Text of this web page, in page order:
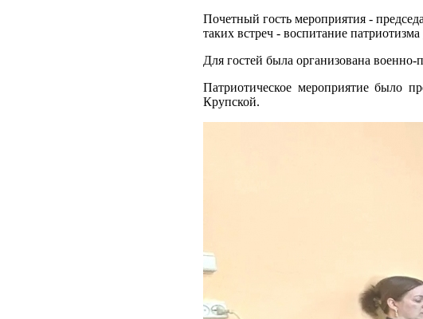
Почетный гость мероприятия -
таких встреч - воспитание
Для гостей была организована
Патриотическое мероприятие было
Крупской.